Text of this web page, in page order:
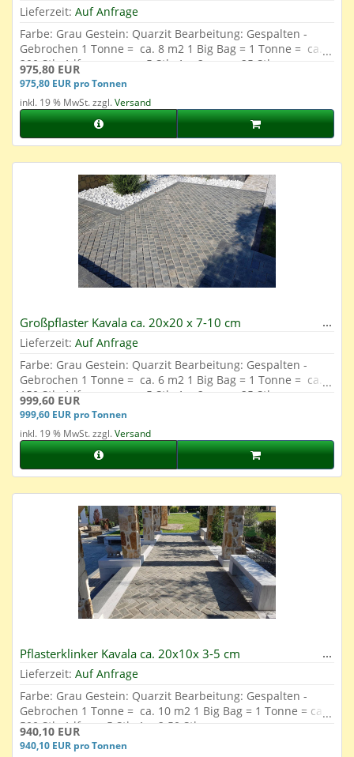
Lieferzeit: Auf Anfrage
Farbe: Grau Gestein: Quarzit Bearbeitung: Gespalten -
Gebrochen 1 Tonne = ca. 8 m2 1 Big Bag = 1 Tonne = ca.
200 Stk. 1 lfm. = ca. ca. 5 Stk. 1 m2 = ca. 25 Stk.
975,80 EUR
975,80 EUR pro Tonnen
inkl. 19 % MwSt. zzgl.Versand
Großpflaster Kavala ca. 20x20 x 7-10 cm
Lieferzeit: Auf Anfrage
Farbe: Grau Gestein: Quarzit Bearbeitung: Gespalten -
Gebrochen 1 Tonne = ca. 6 m2 1 Big Bag = 1 Tonne = ca.
150 Stk. 1 lfm. = ca. ca. 5 Stk. 1 m2 = ca. 25 Stk.
999,60 EUR
999,60 EUR pro Tonnen
inkl. 19 % MwSt. zzgl.Versand
Pflasterklinker Kavala ca. 20x10x 3-5 cm
Lieferzeit: Auf Anfrage
Farbe: Grau Gestein: Quarzit Bearbeitung: Gespalten -
Gebrochen 1 Tonne = ca. 10 m2 1 Big Bag = 1 Tonne = ca.
500 Stk. 1 lfm. = 5 Stk. 1 m2 50 Stk.
940,10 EUR
940,10 EUR pro Tonnen